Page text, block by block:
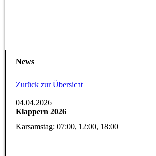
News
Zurück zur Übersicht
04.04.2026
Klappern 2026
Karsamstag: 07:00, 12:00, 18:00